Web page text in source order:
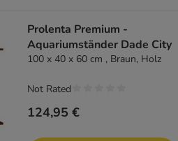
Prolenta Premium -
Aquariumständer Dade City
100 x 40 x 60 cm , Braun, Holz
124,95 €
Not Rated